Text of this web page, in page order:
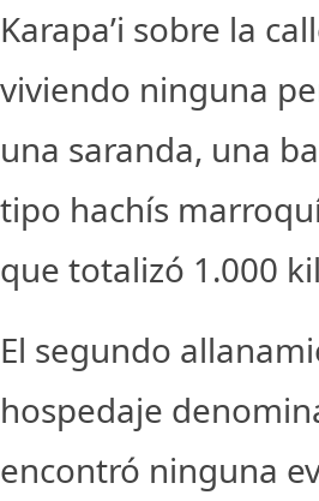
Karapa’i sobre la
viviendo ninguna
una saranda, una
tipo hachís
que totalizó 1.000
El segundo
hospedaje
encontró ninguna